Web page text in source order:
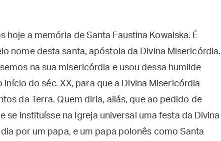
hoje a memória de Santa Faustina Kowalska. É
nome desta santa, apóstola da Divina Misericórdia.
na sua misericórdia e usou dessa humilde
do séc. XX, para que a Divina Misericórdia
da Terra. Quem diria, aliás, que ao pedido de
se instituísse na Igreja universal uma festa da Divina
por um papa, e um papa polonês como Santa